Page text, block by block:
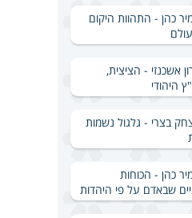
כהן - התהוות היקום
אשכנזי - הציצית,
היהודי
בצרי - גלגול נשמות
כהן - הכוחות
שבאדם על פי היהדות